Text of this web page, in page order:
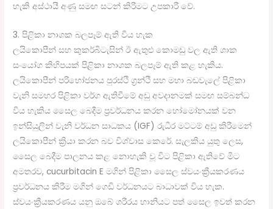
හැකි අස්ථායී අණු සමඟ සටන් කිරීමට උපකාරී වේ.
3. පිළිකා නාශක බලපෑම් ඇති විය හැක
ලයිකොපීන් සහ කුකර්බිටැසින් ඊ ඇතුළු කොමඩු වල ඇති ශාක
සංයෝග කිහිපයක් පිළිකා නාශක බලපෑම් ඇති කළ හැකිය.
ලයිකොපීන් පරිභෝජනය පුරස්ථි ග්‍රන්ථි සහ මහා බඩවැලේ පිළිකා
වැනි සමහර පිළිකා වර්ග ඇතිවීමේ අඩු අවදානමක් සමඟ සම්බන්ධ
විය හැකිය සෛල බෙදීම ප්‍රවර්ධනය කරන හෝමෝනයක් වන
ඉන්සියුලින් වැනි වර්ධන සාධකය (IGF) රුධිර මට්ටම් අඩු කිරීමෙන්
ලයිකොපීන් ක්‍රියා කරන බව විශ්වාස කෙරේ. සැලකිය යුතු ලෙස,
සෛල බෙදීම පාලනය කළ නොහැකි වූ විට පිළිකා ඇතිවේ මීට
අමතරව, cucurbitacin E මගින් පිළිකා සෛල ස්වයංක්‍රීයකරණය
ප්‍රවර්ධනය කිරීම මගින් ගෙඩි වර්ධනයට බාධාවක් විය හැක.
ස්වයංක්‍රීයකරණය යනු ඔබේ ශරීරය හානියට පත් සෛල ඉවත් කරන